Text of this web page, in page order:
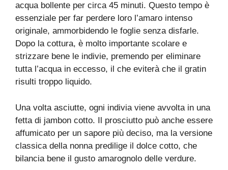
acqua bollente per circa 45 minuti. Questo tempo è
essenziale per far perdere loro l’amaro intenso
originale, ammorbidendo le foglie senza disfarle.
Dopo la cottura, è molto importante scolare e
strizzare bene le indivie, premendo per eliminare
tutta l’acqua in eccesso, il che eviterà che il gratin
risulti troppo liquido.
Una volta asciutte, ogni indivia viene avvolta in una
fetta di jambon cotto. Il prosciutto può anche essere
affumicato per un sapore più deciso, ma la versione
classica della nonna predilige il dolce cotto, che
bilancia bene il gusto amarognolo delle verdure.